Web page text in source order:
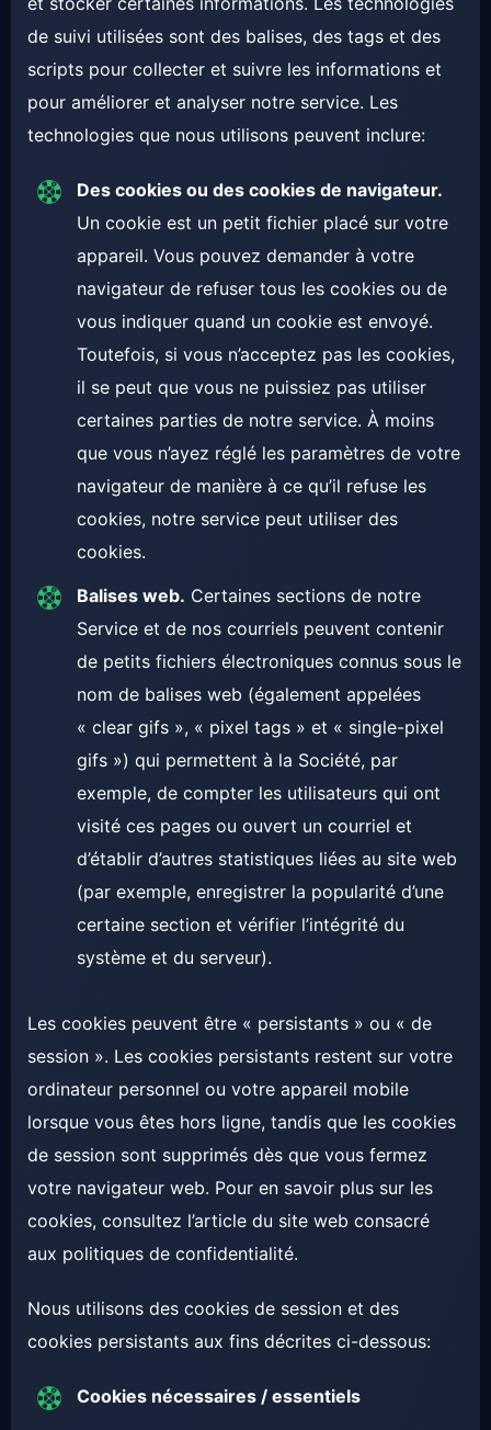
de suivi utilisées sont des balises, des tags et des
scripts pour collecter et suivre les informations et
pour améliorer et analyser notre service. Les
technologies que nous utilisons peuvent inclure:
Des cookies ou des cookies de navigateur.
Un cookie est un petit fichier placé sur votre
appareil. Vous pouvez demander à votre
navigateur de refuser tous les cookies ou de
vous indiquer quand un cookie est envoyé.
Toutefois, si vous n’acceptez pas les cookies,
il se peut que vous ne puissiez pas utiliser
certaines parties de notre service. À moins
que vous n’ayez réglé les paramètres de votre
navigateur de manière à ce qu’il refuse les
cookies, notre service peut utiliser des
cookies.
Balises web. Certaines sections de notre
Service et de nos courriels peuvent contenir
de petits fichiers électroniques connus sous le
nom de balises web (également appelées
« clear gifs », « pixel tags » et « single-pixel
gifs ») qui permettent à la Société, par
exemple, de compter les utilisateurs qui ont
visité ces pages ou ouvert un courriel et
d’établir d’autres statistiques liées au site web
(par exemple, enregistrer la popularité d’une
certaine section et vérifier l’intégrité du
système et du serveur).
Les cookies peuvent être « persistants » ou « de
session ». Les cookies persistants restent sur votre
ordinateur personnel ou votre appareil mobile
lorsque vous êtes hors ligne, tandis que les cookies
de session sont supprimés dès que vous fermez
votre navigateur web. Pour en savoir plus sur les
cookies, consultez l’article du site web consacré
aux politiques de confidentialité.
Nous utilisons des cookies de session et des
cookies persistants aux fins décrites ci-dessous:
Cookies nécessaires / essentiels